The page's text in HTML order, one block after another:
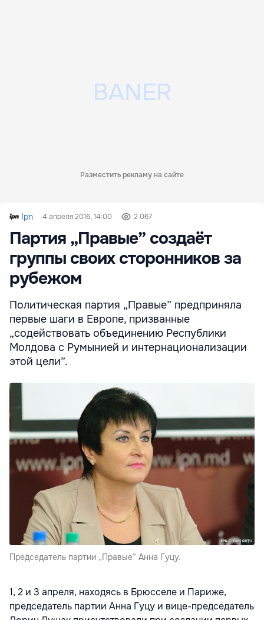
Разместить рекламу на сайте
Ipn 4 апреля 2016, 14:00 2 067
Партия „Правые” создаёт
группы своих сторонников за
рубежом
Политическая партия „Правые” предприняла
первые шаги в Европе, призванные
„содействовать объединению Республики
Молдова с Румынией и интернационализации
этой цели”.
Председатель партии „Правые” Анна Гуцу.
1, 2 и 3 апреля, находясь в Брюсселе и Париже,
председатель партии Анна Гуцу и вице-председатель